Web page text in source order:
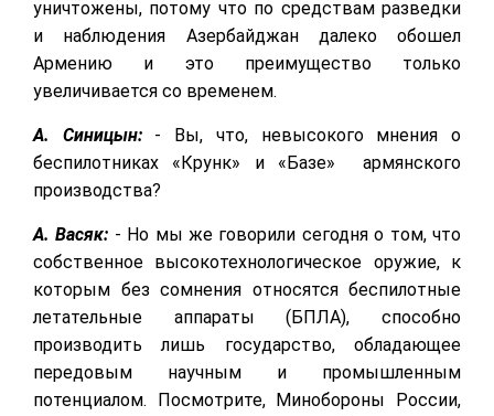
уничтожены, потому что по средствам разведки
и наблюдения Азербайджан далеко обошел
Армению и это преимущество только
увеличивается со временем.
А. Синицын:- Вы, что, невысокого мнения о
беспилотниках «Крунк» и «Базе» армянского
производства?
А. Васяк: - Но мы же говорили сегодня о том, что
собственное высокотехнологическое оружие, к
которым без сомнения относятся беспилотные
летательные аппараты (БПЛА), способно
производить лишь государство, обладающее
передовым научным и промышленным
потенциалом. Посмотрите, Минобороны России,